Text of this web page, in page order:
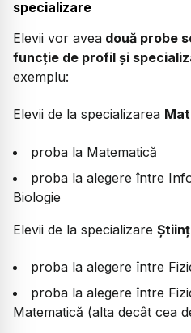
specializare
Elevii vor avea două probe
funcție de profil și
exemplu:
Elevii de la specializarea
proba la Matematică
proba la alegere între
Biologie
Elevii de la specializare
proba la alegere între
proba la alegere între
Matematică (alta decât cea